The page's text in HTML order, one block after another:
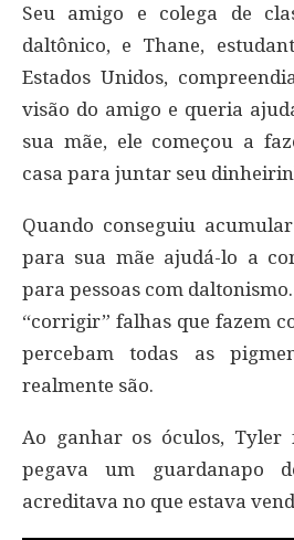
Seu amigo e colega de
daltônico, e Thane,
Estados Unidos,
visão do amigo e queria
sua mãe, ele começou a
casa para juntar seu
Quando conseguiu
para sua mãe ajudá-lo a
para pessoas com
“corrigir” falhas que fazem
percebam todas as
realmente são.
Ao ganhar os óculos, Tyler
pegava um guardanapo
acreditava no que estava